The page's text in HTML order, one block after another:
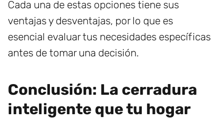
Cada una de estas opciones tiene sus
ventajas y desventajas, por lo que es
esencial evaluar tus necesidades específicas
antes de tomar una decisión.
Conclusión: La cerradura
inteligente que tu hogar